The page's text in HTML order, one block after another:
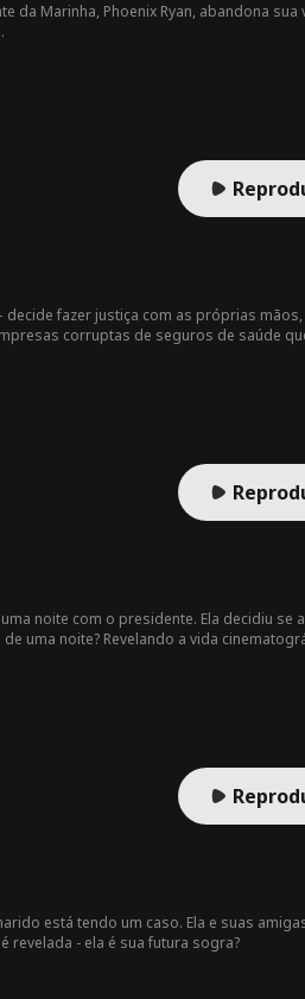
da Marinha, Phoenix Ryan, abandona sua
fazer justiça com as próprias mãos,
corruptas de seguros de saúde
noite com o presidente. Ela decidiu se
uma noite? Revelando a vida
está tendo um caso. Ela e suas
revelada - ela é sua futura sogra?